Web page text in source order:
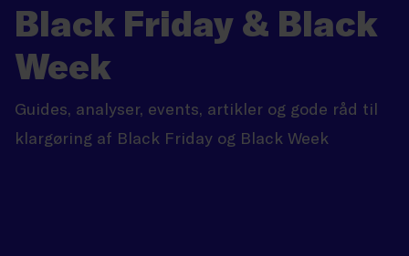
Black Friday & Black
Week
Guides, analyser, events, artikler og gode råd til
klargøring af Black Friday og Black Week